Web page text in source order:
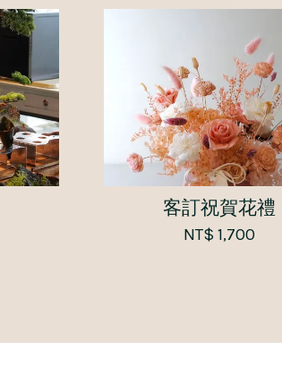
客訂祝賀花禮
NT$ 1,700